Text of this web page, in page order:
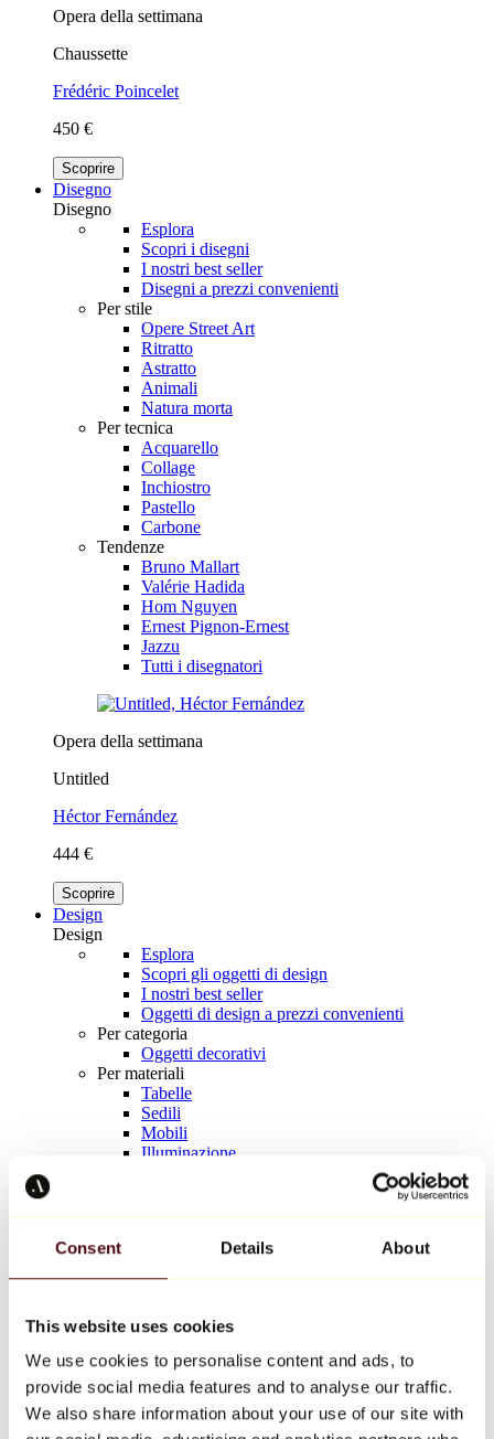
Consent Details About
This website uses cookies
We use cookies to personalise content and ads, to
provide social media features and to analyse our traffic.
We also share information about your use of our site with
Opera della settimana
Chaussette
Frédéric Poincelet
450 €
Scoprire
Disegno
Disegno
Esplora
Scopri i disegni
I nostri best seller
Disegni a prezzi convenienti
Per stile
Opere Street Art
Ritratto
Astratto
Animali
Natura morta
Per tecnica
Acquarello
Collage
Inchiostro
Pastello
Carbone
Tendenze
Bruno Mallart
Valérie Hadida
Hom Nguyen
Ernest Pignon-Ernest
Jazzu
Tutti i disegnatori
Opera della settimana
Untitled
Héctor Fernández
444 €
Scoprire
Design
Design
Esplora
Scopri gli oggetti di design
I nostri best seller
Oggetti di design a prezzi convenienti
Per categoria
Oggetti decorativi
Per materiali
Tabelle
Sedili
Mobili
Illuminazione
Keith Haring
Tutti i designer
Opera della settimana